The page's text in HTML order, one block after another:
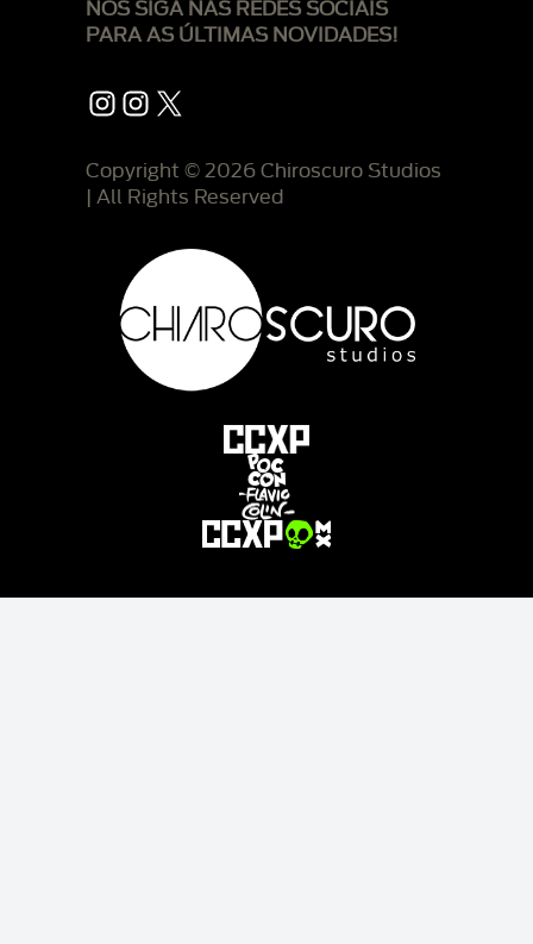
NOS SIGA NAS REDES SOCIAIS
PARA AS ÚLTIMAS NOVIDADES!
Instagram
Instagram
X
Copyright © 2026 Chiroscuro Studios
| All Rights Reserved